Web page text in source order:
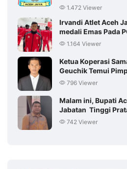
1.472 Viewer
Irvandi Atlet Aceh
medali Emas Pada
1.164 Viewer
Ketua Koperasi
Geuchik Temui
796 Viewer
Malam ini, Bupati
Jabatan Tinggi
742 Viewer